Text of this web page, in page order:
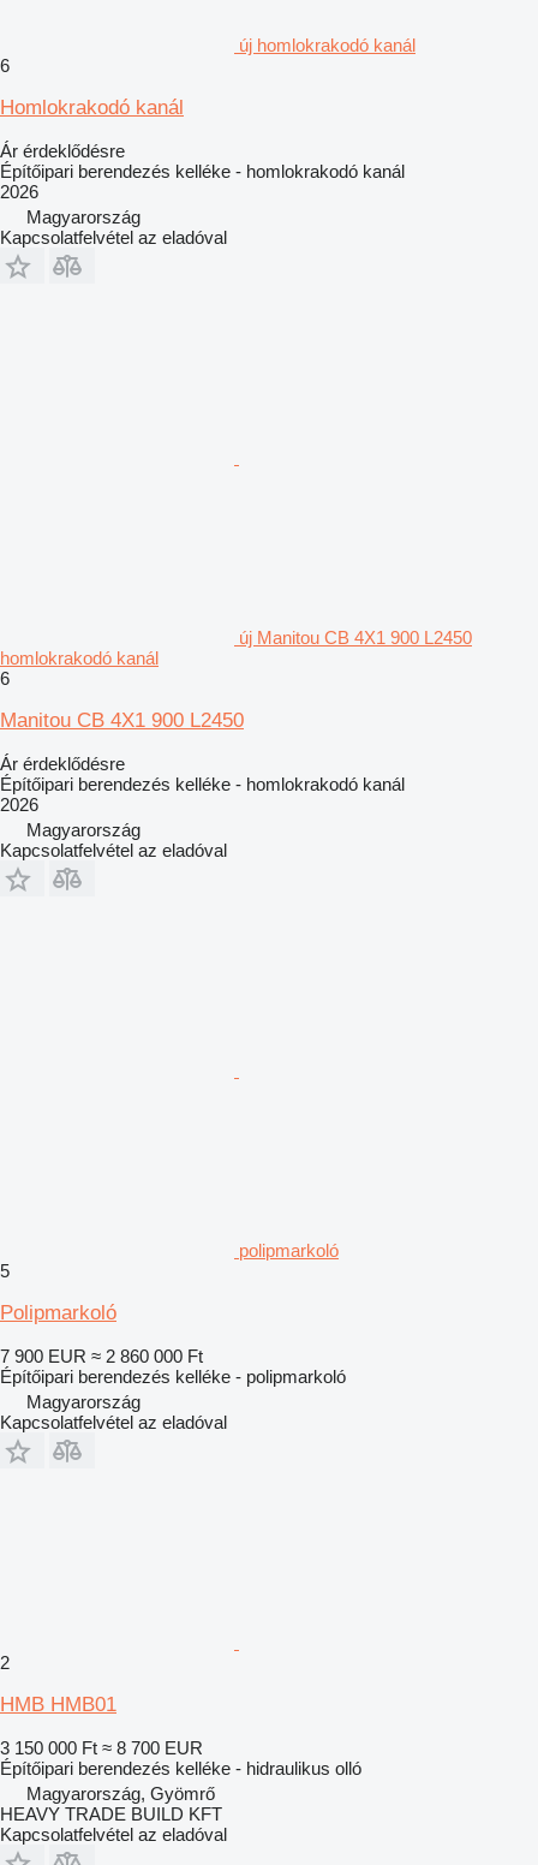
új homlokrakodó kanál
6
Homlokrakodó kanál
Ár érdeklődésre
Építőipari berendezés kelléke - homlokrakodó kanál
2026
Magyarország
Kapcsolatfelvétel az eladóval
új Manitou CB 4X1 900 L2450
homlokrakodó kanál
6
Manitou CB 4X1 900 L2450
Ár érdeklődésre
Építőipari berendezés kelléke - homlokrakodó kanál
2026
Magyarország
Kapcsolatfelvétel az eladóval
polipmarkoló
5
Polipmarkoló
7 900 EUR ≈ 2 860 000 Ft
Építőipari berendezés kelléke - polipmarkoló
Magyarország
Kapcsolatfelvétel az eladóval
2
HMB HMB01
3 150 000 Ft ≈ 8 700 EUR
Építőipari berendezés kelléke - hidraulikus olló
Magyarország, Gyömrő
HEAVY TRADE BUILD KFT
Kapcsolatfelvétel az eladóval